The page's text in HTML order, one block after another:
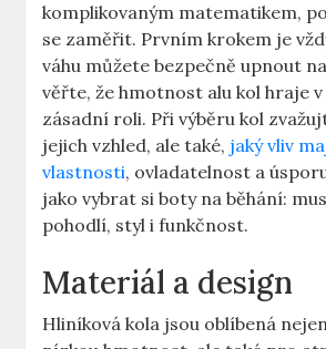
komplikovaným matematikem,
se zaměřit. Prvním krokem je
váhu můžete bezpečně upnout
věřte, že hmotnost alu kol hraje
zásadní roli. Při výběru kol
jejich vzhled, ale také, jaký vliv
vlastnosti, ovladatelnost a
jako vybrat si boty na běhání:
pohodlí, styl i funkčnost.
Materiál a design
Hliníková kola jsou oblíbená